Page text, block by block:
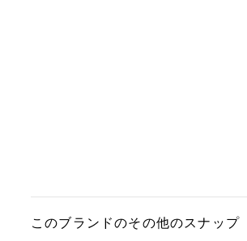
このブランドのその他のスナップ